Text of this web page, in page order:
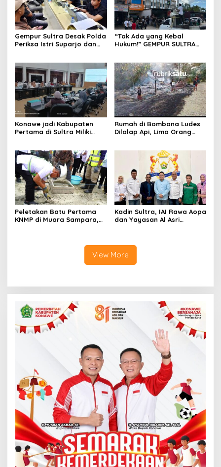
Gempur Sultra Desak Polda
Periksa Istri Suparjo dan
“Tak Ada yang Kebal
Hukum!” GEMPUR SULTRA
Tadisangka, Siap Kuasai
Lahan Puuwatu
Konawe jadi Kabupaten
Pertama di Sultra Miliki
Anggaran Rp200 Juta
Rumah di Bombana Ludes
Dilalap Api, Lima Orang
Peletakan Batu Pertama
KNMP di Muara Sampara,
Kadin Sultra, IAI Rawa Aopa
dan Yayasan Al Asri
View More